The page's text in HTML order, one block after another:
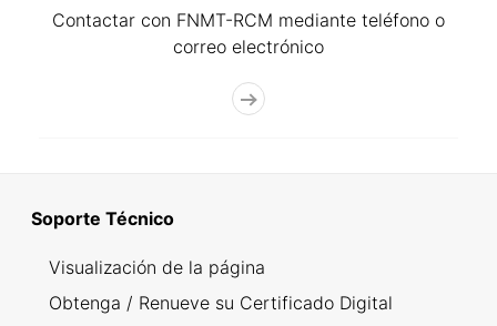
Contactar con FNMT-RCM mediante teléfono o
correo electrónico
Soporte Técnico
Visualización de la página
Obtenga / Renueve su Certificado Digital